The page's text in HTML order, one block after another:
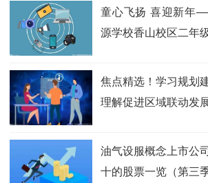
童心飞扬 喜迎新年
源学校香山校区二年
焦点精选！学习规划
理解促进区域联动发
油气设服概念上市公
十的股票一览（第三